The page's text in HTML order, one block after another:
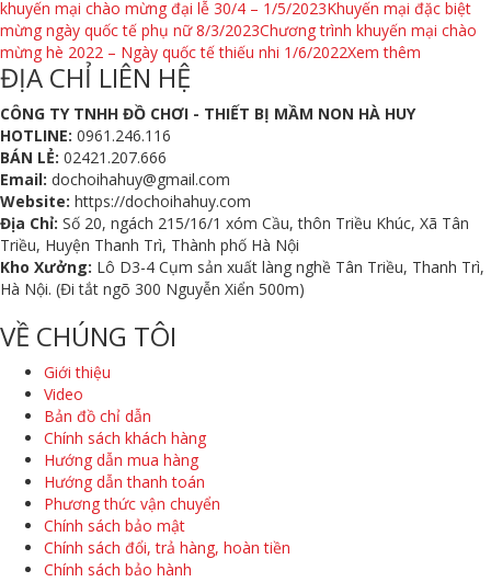
khuyến mại chào mừng đại lễ 30/4 – 1/5/2023Khuyến mại đặc biệt
mừng ngày quốc tế phụ nữ 8/3/2023Chương trình khuyến mại chào
mừng hè 2022 – Ngày quốc tế thiếu nhi 1/6/2022Xem thêm
ĐỊA CHỈ LIÊN HỆ
CÔNG TY TNHH ĐỒ CHƠI - THIẾT BỊ MẦM NON HÀ HUY
HOTLINE: 0961.246.116
BÁN LẺ: 02421.207.666
Email: dochoihahuy@gmail.com
Website: https://dochoihahuy.com
Địa Chỉ: Số 20, ngách 215/16/1 xóm Cầu, thôn Triều Khúc, Xã Tân
Triều, Huyện Thanh Trì, Thành phố Hà Nội
Kho Xưởng: Lô D3-4 Cụm sản xuất làng nghề Tân Triều, Thanh Trì,
Hà Nội. (Đi tắt ngõ 300 Nguyễn Xiển 500m)
VỀ CHÚNG TÔI
Giới thiệu
Video
Bản đồ chỉ dẫn
Chính sách khách hàng
Hướng dẫn mua hàng
Hướng dẫn thanh toán
Phương thức vận chuyển
Chính sách bảo mật
Chính sách đổi, trả hàng, hoàn tiền
Chính sách bảo hành